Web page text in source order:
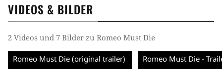
VIDEOS & BILDER
2 Videos und 7 Bilder zu Romeo Must Die
Romeo Must Die (original trailer)